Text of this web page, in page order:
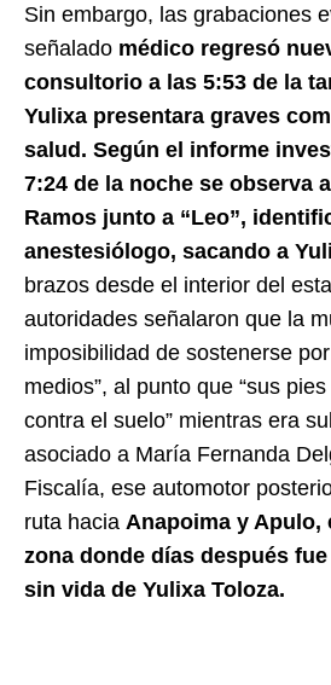
Sin embargo, las grabaciones
señalado médico regresó
consultorio a las 5:53 de la
Yulixa presentara graves
salud. Según el informe
7:24 de la noche se observa
Ramos junto a “Leo”,
anestesiólogo, sacando a
brazos desde el interior del
autoridades señalaron que la
imposibilidad de sostenerse
medios”, al punto que “sus
contra el suelo” mientras era
asociado a María Fernanda
Fiscalía, ese automotor
ruta hacia Anapoima y Apulo,
zona donde días después
sin vida de Yulixa Toloza.